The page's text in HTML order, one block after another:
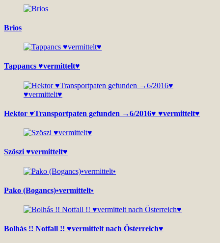
Brios
Tappancs ♥vermittelt♥
Hektor ♥Transportpaten gefunden →6/2016♥ ♥vermittelt♥
Szöszi ♥vermittelt♥
Pako (Bogancs)•vermittelt•
Bolhás !! Notfall !! ♥vermittelt nach Österreich♥